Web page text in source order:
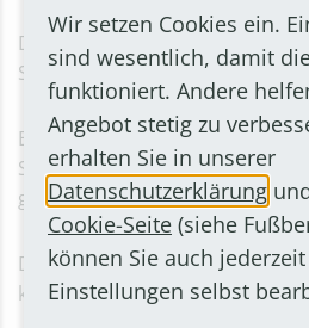
Beteiligungen /
Beteiligungsbericht 2024
Beteiligungsbericht 2023
Beteiligungsbericht 2022
Beteiligungsbericht
Beteiligungsbericht 2020
Beteiligungsbericht
Gesamtabschluss 2018
Gesamtabschluss 2017
Gesamtabschluss 2016
Gesamtabschluss 2015
Der Jahresabschluss 2018 kann
Stadt Bornheim
Bornheim, den 18.06.2020
STADT BORNHEIM
gez. Wolfgang Henseler,
Die einzelnen Bestandteile des
können Sie als PDF einsehen:
Wir setzen Cookies ein.
sind wesentlich, damit
funktioniert. Andere
Angebot stetig zu
erhalten Sie in unserer
Datenschutzerklärung
Cookie-Seite (siehe
können Sie auch
Einstellungen selbst